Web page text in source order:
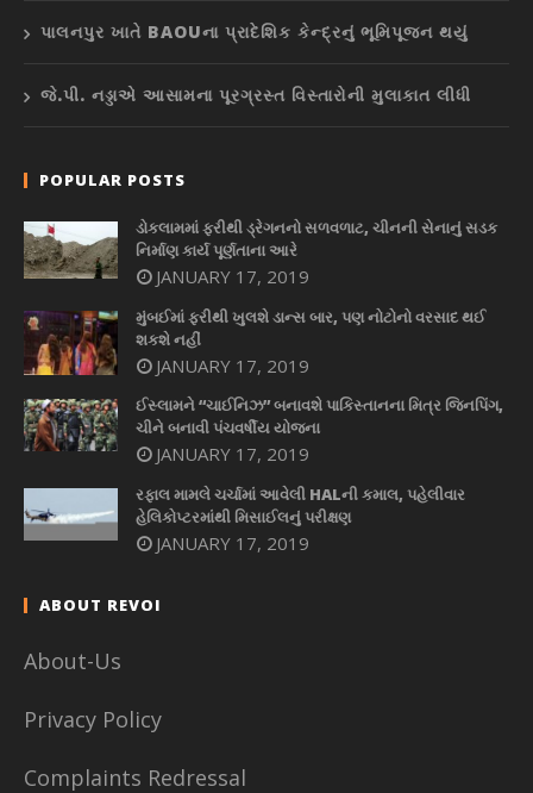
પાલનપુર ખાતે BAOUના પ્રાદેશિક કેન્દ્રનું ભૂમિપૂજન થયું
જે.પી. નડ્ડાએ આસામના પૂરગ્રસ્ત વિસ્તારોની મુલાકાત લીધી
POPULAR POSTS
ડોકલામમાં ફરીથી ડ્રેગનનો સળવળાટ, ચીનની સેનાનું સડક
નિર્માણ કાર્ય પૂર્ણતાના આરે
JANUARY 17, 2019
મુંબઈમાં ફરીથી ખુલશે ડાન્સ બાર, પણ નોટોનો વરસાદ થઈ
શકશે નહીં
JANUARY 17, 2019
ઈસ્લામને “ચાઈનિઝ” બનાવશે પાકિસ્તાનના મિત્ર જિનપિંગ,
ચીને બનાવી પંચવર્ષીય યોજના
JANUARY 17, 2019
રફાલ મામલે ચર્ચામાં આવેલી HALની કમાલ, પહેલીવાર
હેલિકોપ્ટરમાંથી મિસાઈલનું પરીક્ષણ
JANUARY 17, 2019
ABOUT REVOI
About-Us
Privacy Policy
Complaints Redressal